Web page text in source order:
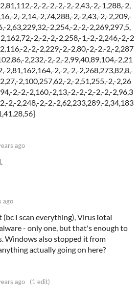
2,-2,-2,-2,-2,-2,43,-2,-1,288,-2,
2,-2,14,-2,74,288,-2,-2,43,-2,-2,209,-
2,63,229,32,-2,254,-2,-2,-2,269,297,5,
2,-2,-2,-2,258,-1,-2,-2,246,-2,-2
2,-2,-2,229,-2,-2,80,-2,-2,-2,-2,287
2,232,-2,-2,-2,99,40,89,104,-2,21
2,81,162,164,-2,-2,-2,-2,268,273,82,8,-
2,100,257,62,-2,-2,51,255,-2,-2,26
2,-2,-2,160,-2,13,-2,-2,-2,-2,-2,-2,96,3
2,-2,248,-2,-2,-2,62,233,289,-2,34,183
ago
ago
(bc I scan everything), VirusTotal
- only one, but that's enough to
Windows also stopped it from
actually going on here?
ago (1 edit)